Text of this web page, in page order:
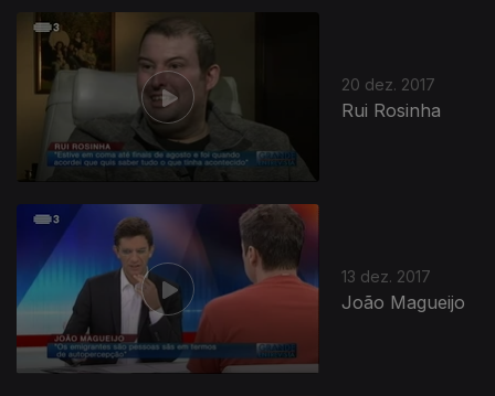
20 dez. 2017
Rui Rosinha
13 dez. 2017
João Magueijo